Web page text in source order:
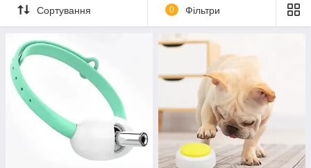
Сортування 0 Фільтри